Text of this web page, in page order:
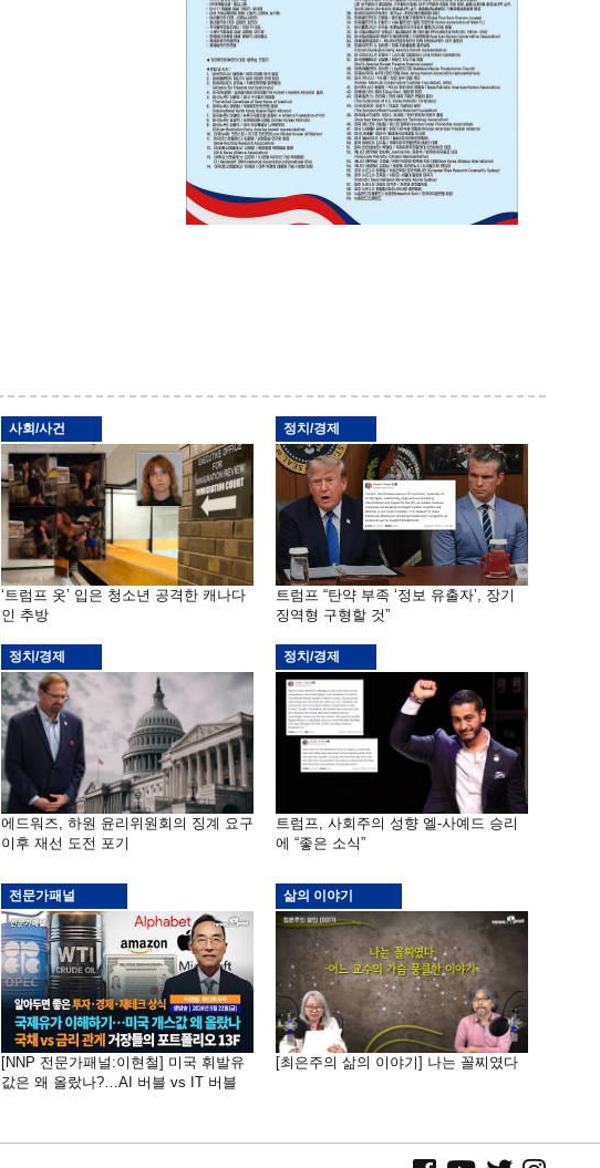
사회/사건
‘트럼프 옷’ 입은 청소년 공격한 캐나다
인 추방
정치/경제
트럼프 “탄약 부족 ‘정보 유출자’, 장기
징역형 구형할 것”
정치/경제
에드워즈, 하원 윤리위원회의 징계 요구
이후 재선 도전 포기
정치/경제
트럼프, 사회주의 성향 엘-사예드 승리
에 “좋은 소식”
전문가패널
[NNP 전문가패널:이현철] 미국 휘발유
값은 왜 올랐나?…AI 버블 vs IT 버블
삶의 이야기
[최은주의 삶의 이야기] 나는 꼴찌였다